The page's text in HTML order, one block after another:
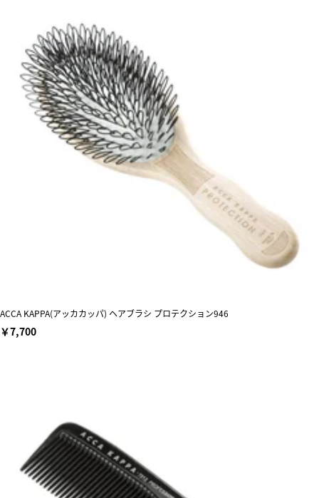
ACCA KAPPA(アッカカッパ) ヘアブラシ プロテクション946
￥7,700